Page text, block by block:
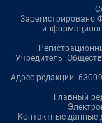
Зарегистрировано
Учредитель:
Адрес редакции:
Главный
Контактные данные